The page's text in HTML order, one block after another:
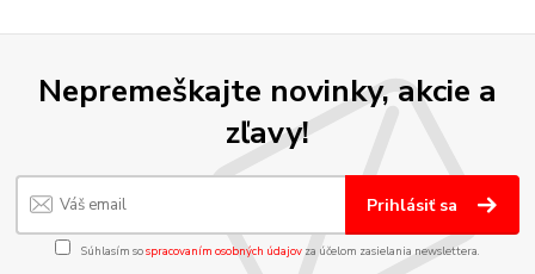
Nepremeškajte novinky, akcie a
zľavy!
Prihlásiť sa
Súhlasím sospracovaním osobných údajov za účelom zasielania newslettera.